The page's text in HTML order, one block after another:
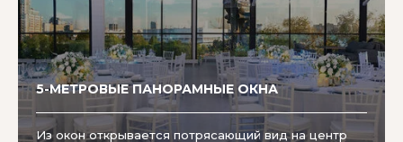
5-МЕТРОВЫЕ ПАНОРАМНЫЕ ОКНА
Из окон открывается потрясающий вид на центр